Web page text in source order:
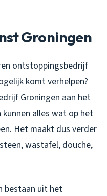
Groningen
ontstoppingsbedrijf
komt verhelpen?
Groningen aan het
kunnen alles wat op het
Het maakt dus verder
wastafel, douche,
bestaan uit het